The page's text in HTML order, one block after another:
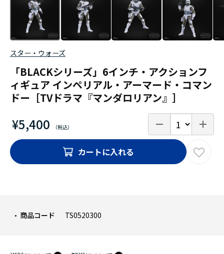
スター・ウォーズ
「BLACKシリーズ」6インチ・アクションフ
ィギュア インペリアル・アーマード・コマン
ドー［TVドラマ『マンダロリアン』］
¥5,400
商品コード TS0520300
カートに入れる